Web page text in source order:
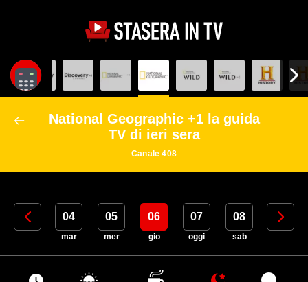
National Geographic +1 la guida
TV di ieri sera
Canale 408
03 04
mar
05
mer
06
gio
07
oggi
08
sab
09